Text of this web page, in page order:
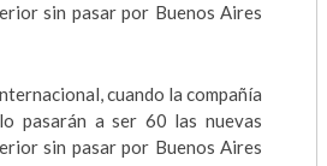
sin pasar por Buenos Aires
cuando la compañía
pasarán a ser 60 las nuevas
sin pasar por Buenos Aires